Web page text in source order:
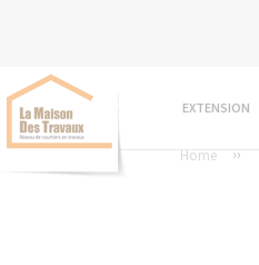
EXTENSION
Home